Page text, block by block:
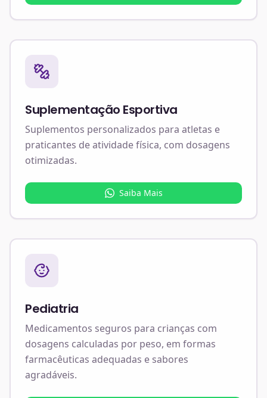
Suplementação Esportiva
Suplementos personalizados para atletas e
praticantes de atividade física, com dosagens
otimizadas.
Saiba Mais
Pediatria
Medicamentos seguros para crianças com
dosagens calculadas por peso, em formas
farmacêuticas adequadas e sabores
agradáveis.